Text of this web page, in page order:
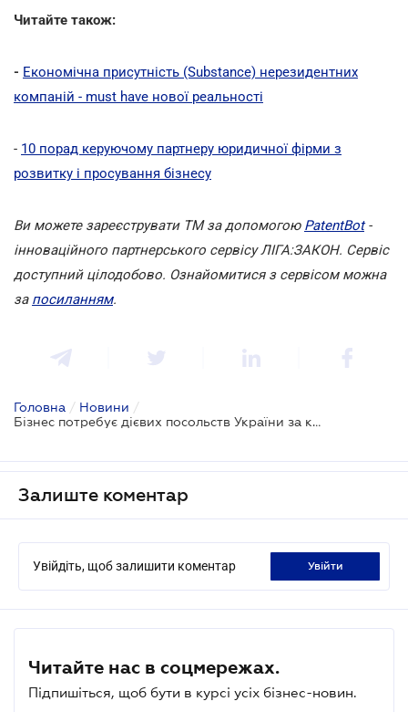
Читайте також:
- Економічна присутність (Substance) нерезидентних
компаній - must have нової реальності
- 10 порад керуючому партнеру юридичної фірми з
розвитку і просування бізнесу
Ви можете зареєструвати ТМ за допомогою PatentBot-
інноваційного партнерського сервісу ЛІГА:ЗАКОН. Сервіс
доступний цілодобово. Ознайомитися з сервісом можна
за посиланням.
Головна / Новини /
Бізнес потребує дієвих посольств України за кордоном
Залиште коментар
Увійдіть, щоб залишити коментар увійти
Читайте нас в соцмережах.
Підпишіться, щоб бути в курсі усіх бізнес-новин.